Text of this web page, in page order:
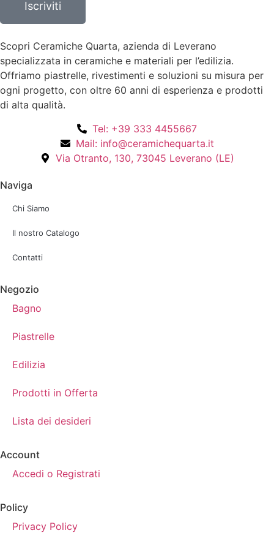
Iscriviti
Scopri Ceramiche Quarta, azienda di Leverano
specializzata in ceramiche e materiali per l’edilizia.
Offriamo piastrelle, rivestimenti e soluzioni su misura per
ogni progetto, con oltre 60 anni di esperienza e prodotti
di alta qualità.
Tel: +39 333 4455667
Mail: info@ceramichequarta.it
Via Otranto, 130, 73045 Leverano (LE)
Naviga
Chi Siamo
Il nostro Catalogo
Contatti
Negozio
Bagno
Piastrelle
Edilizia
Prodotti in Offerta
Lista dei desideri
Account
Accedi o Registrati
Policy
Privacy Policy